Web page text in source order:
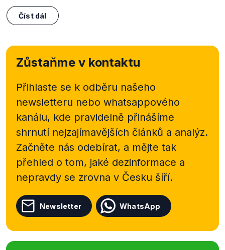
Číst dál
Zůstaňme v kontaktu
Přihlaste se k odběru našeho
newsletteru nebo whatsappového
kanálu, kde pravidelně přinášíme
shrnutí nejzajímavějších článků a analýz.
Začněte nás odebírat, a mějte tak
přehled o tom, jaké dezinformace a
nepravdy se zrovna v Česku šíří.
Newsletter WhatsApp